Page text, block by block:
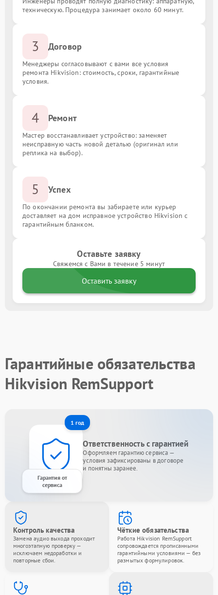
техническую. Процедура занимает около 60 минут.
3 Договор
Менеджеры согласовывают с вами все условия
ремонта Hikvision: стоимость, сроки, гарантийные
условия.
4 Ремонт
Мастер восстанавливает устройство: заменяет
неисправную часть новой деталью (оригинал или
реплика на выбор).
5 Успех
По окончании ремонта вы забираете или курьер
доставляет на дом исправное устройство Hikvision с
гарантийным бланком.
Оставьте заявку
Свяжемся с Вами в течение 5 минут
Оставить заявку
Гарантийные обязательства
Hikvision RemSupport
1 год
Гарантия от
сервиса
Ответственность с гарантией
Оформляем гарантию сервиса —
условия зафиксированы в договоре
и понятны заранее.
Контроль качества
Замена аудио выхода проходит
многоэтапную проверку —
исключаем недоработки и
повторные сбои.
Чёткие обязательства
Работа Hikvision RemSupport
сопровождается прописанными
гарантийными условиями — без
размытых формулировок.